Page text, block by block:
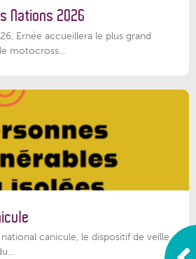
Nations 2026
Ernée accueillera le plus grand
motocross...
canicule, le dispositif de veille